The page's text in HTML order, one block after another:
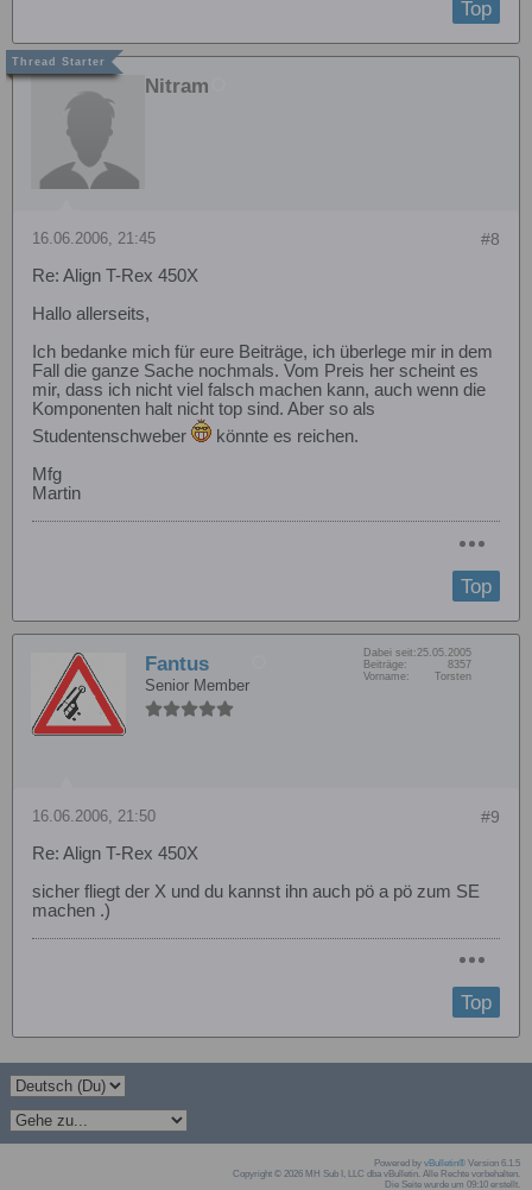
Top
Nitram
#8
16.06.2006, 21:45
Re: Align T-Rex 450X
Hallo allerseits,
Ich bedanke mich für eure Beiträge, ich überlege mir in dem
Fall die ganze Sache nochmals. Vom Preis her scheint es
mir, dass ich nicht viel falsch machen kann, auch wenn die
Komponenten halt nicht top sind. Aber so als
Studentenschweber
könnte es reichen.
Mfg
Martin
Top
Fantus
Senior Member
Dabei seit: 25.05.2005
Beiträge:
8357
Vorname:
Torsten
#9
16.06.2006, 21:50
Re: Align T-Rex 450X
sicher fliegt der X und du kannst ihn auch pö a pö zum SE
machen .)
Top
Powered by vBulletin® Version 6.1.5
Copyright © 2026 MH Sub I, LLC dba vBulletin. Alle Rechte vorbehalten.
Die Seite wurde um 09:10 erstellt.